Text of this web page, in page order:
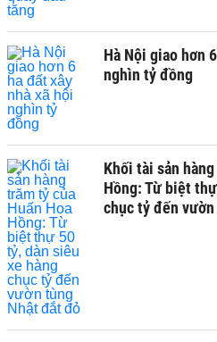
Hà Nội giao hơn
nghìn tỷ đồng
Khối tài sản
Hồng: Từ biệt
chục tỷ đến